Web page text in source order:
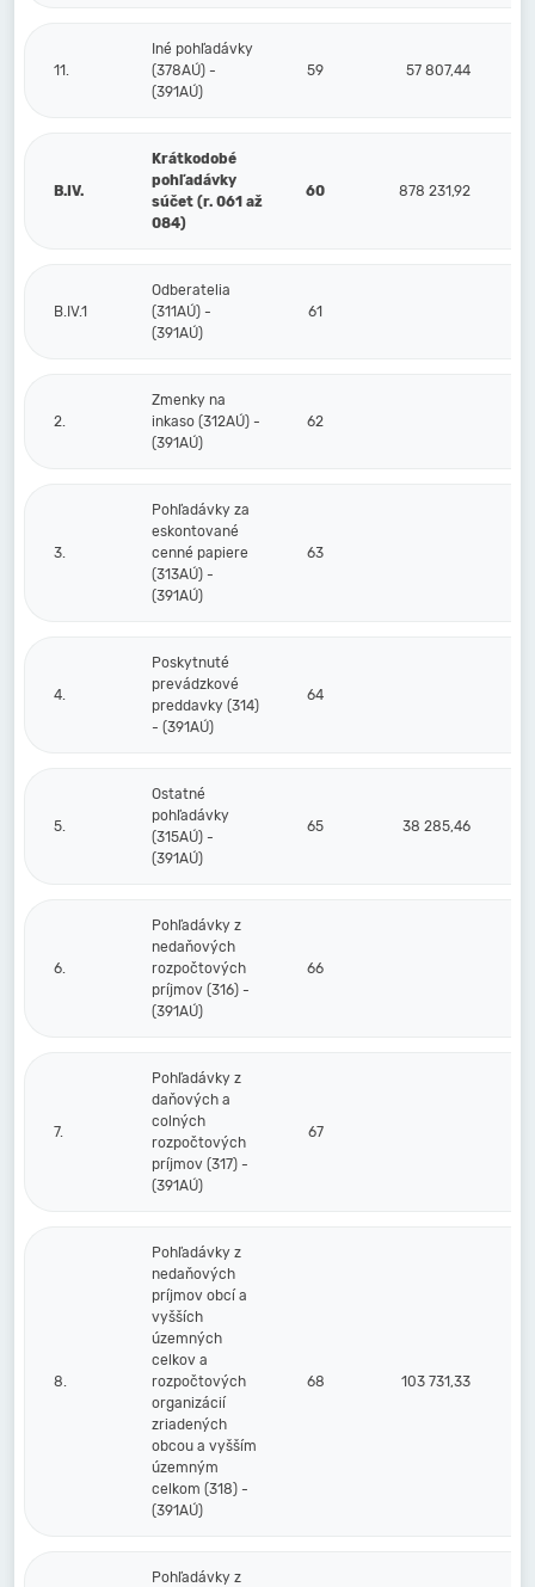
11.
Iné pohľadávky
(378AÚ) -
(391AÚ)
59 57 807,44
B.IV.
Krátkodobé
pohľadávky
súčet (r. 061 až
084)
60 878 231,92
B.IV.1
Odberatelia
(311AÚ) -
(391AÚ)
61
2.
Zmenky na
inkaso (312AÚ) -
(391AÚ)
62
3.
Pohľadávky za
eskontované
cenné papiere
(313AÚ) -
(391AÚ)
63
4.
Poskytnuté
prevádzkové
preddavky (314)
- (391AÚ)
64
5.
Ostatné
pohľadávky
(315AÚ) -
(391AÚ)
65 38 285,46
6.
Pohľadávky z
nedaňových
rozpočtových
príjmov (316) -
(391AÚ)
66
7.
Pohľadávky z
daňových a
colných
rozpočtových
príjmov (317) -
(391AÚ)
67
8.
Pohľadávky z
nedaňových
príjmov obcí a
vyšších
územných
celkov a
rozpočtových
organizácií
zriadených
obcou a vyšším
územným
celkom (318) -
(391AÚ)
68 103 731,33
Pohľadávky z